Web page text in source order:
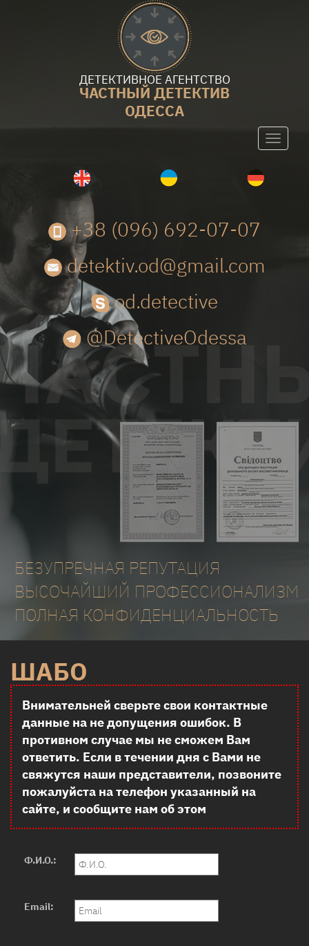
ДЕТЕКТИВНОЕ АГЕНТСТВО
ЧАСТНЫЙ ДЕТЕКТИВ
ОДЕССА
Toggle
+38 (096) 692-07-07
detektiv.od@gmail.com
od.detective
@DetectiveOdessa
БЕЗУПРЕЧНАЯ РЕПУТАЦИЯ
ВЫСОЧАЙШИЙ ПРОФЕССИОНАЛИЗМ
ПОЛНАЯ КОНФИДЕНЦИАЛЬНОСТЬ
ШАБО
Внимательней сверьте свои контактные
данные на не допущения ошибок. В
противном случае мы не сможем Вам
ответить. Если в течении дня с Вами не
свяжутся наши представители, позвоните
пожалуйста на телефон указанный на
сайте, и сообщите нам об этом
Ф.И.О.:
Email: